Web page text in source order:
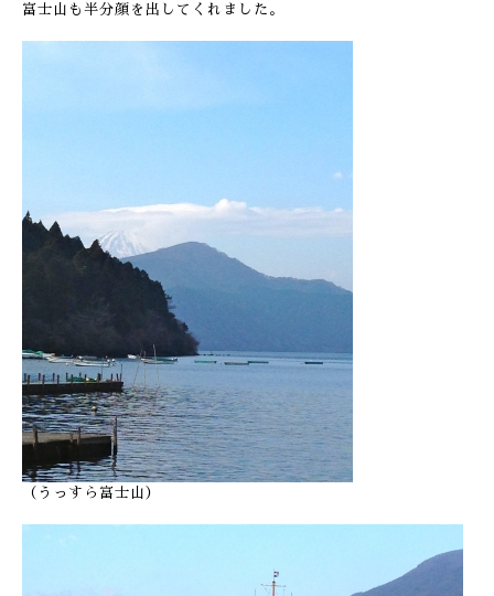
富士山も半分顔を出してくれました。
（うっすら富士山）